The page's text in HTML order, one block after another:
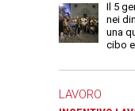
Il 5
nei
una
cibo
LAVORO